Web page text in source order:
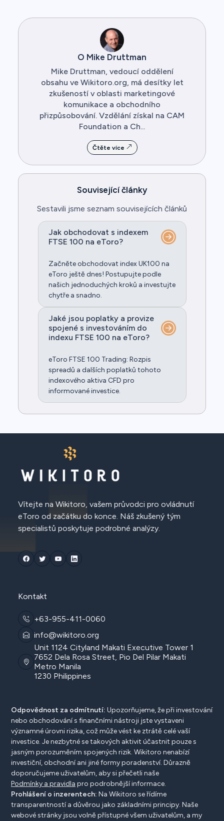
O Mike Druttman
Mike Druttman, vedoucí oddělení
obsahu ve Wikitoro.org, má desítky let
zkušeností v oblasti marketingové
komunikace a obchodního
přizpůsobování. Vzdělání získal na CAM
Foundation a Ch...
Čtěte více
Související články
Sestavili jsme seznam souvisejících článků
Jak obchodovat s indexem
FTSE 100 na eToro?
Začněte obchodovat index UK100 na
eToro ještě dnes! Postupujte podle
našich jednoduchých kroků a investujte
chytře a snadno.
Jaké jsou poplatky a provize
spojené s investováním do
indexu FTSE 100 na eToro?
eToro FTSE 100 Trading: Rozpis
spreadů a dalších poplatků tohoto
indexového aktiva CFD pro
informované investice.
Vítejte na Wikitoro, vašem průvodci pro ovládnutí
eToro od začátku do konce. Náš zkušený tým
specialistů poskytuje podrobné analýzy.
Kontakt
+63-955-411-0060
info@wikitoro.org
Unit 1124 Cityland Makati Executive Tower 1
7652 Dela Rosa Street, Pio Del Pilar Makati
Metro Manila
1230 Philippines
Odpovědnost za odmítnutí: Upozorňujeme, že při investování
nebo obchodování s finančními nástroji jste vystaveni
významné úrovni rizika, což může vést ke ztrátě celé vaší
investice. Je nezbytné se takových aktivit účastnit pouze s
jasným porozuměním spojených rizik. Wikitoro nenabízí
investiční, obchodní ani jiné formy poradenství. Důrazně
doporučujeme uživatelům, aby si přečetli naše
Podmínky a pravidla pro podrobnější informace.
Prohlášení o inzerentech: Na Wikitoro se řídíme
transparentností a důvěrou jako základními principy. Naše
webové stránky jsou volně přístupné všem uživatelům, a my